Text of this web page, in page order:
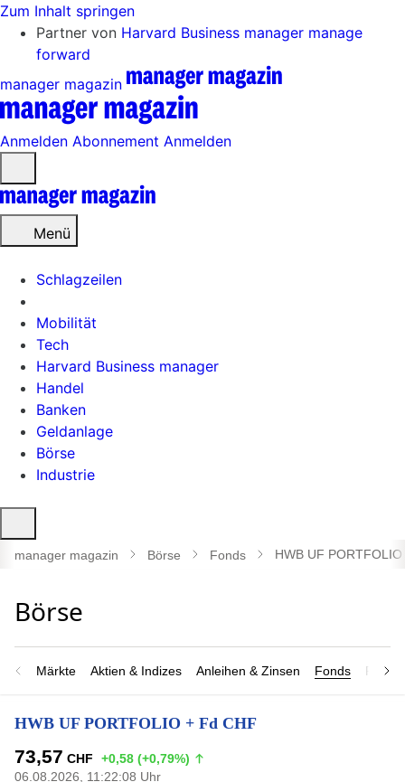
Zum Inhalt springen
Partner von Harvard Business manager manage
forward
manager magazin
Anmelden Abonnement Anmelden
öffnen
Menü
Schlagzeilen
Mobilität
Tech
Harvard Business manager
Handel
Banken
Geldanlage
Börse
Industrie
öffnen
manager magazin Börse Fonds HWB UF
Märkte Aktien & Indizes Anleihen & Zinsen Fonds
HWB UF PORTFOLIO + Fd CHF
73,57 CHF
+0,58 (+0,79%)
06.08.2026, 11:22:08 Uhr